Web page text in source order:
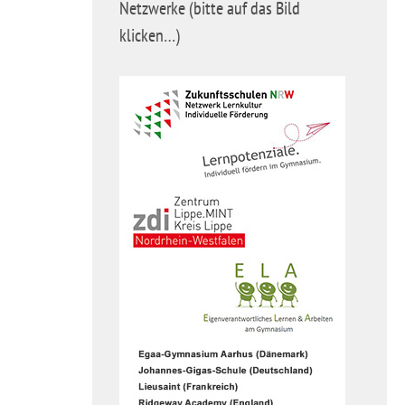
Netzwerke (bitte auf das Bild
klicken…)